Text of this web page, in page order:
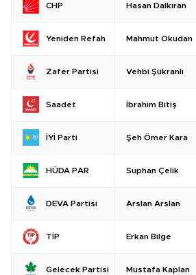
CHP Hasan Dalkıran
Yeniden Refah Mahmut Okudan
Zafer Partisi Vehbi Şükranlı
Saadet İbrahim Bitiş
İYİ Parti Şeh Ömer Kara
HÜDA PAR Suphan Çelik
DEVA Partisi Arslan Arslan
TİP Erkan Bilge
Gelecek Partisi Mustafa Kaplan